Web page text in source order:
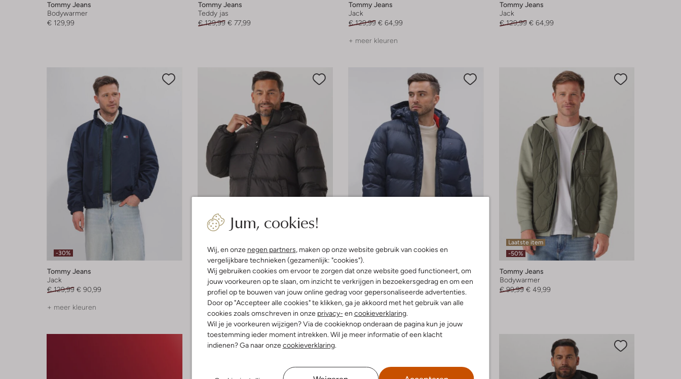
Jum, cookies!
Wij, en onze negen partners, maken op onze website gebruik van cookies en
vergelijkbare technieken (gezamenlijk: "cookies").
Wij gebruiken cookies om ervoor te zorgen dat onze website goed functioneert, om
jouw voorkeuren op te slaan, om inzicht te verkrijgen in bezoekersgedrag en om een
profiel op te bouwen van jouw online gedrag voor gepersonaliseerde advertenties.
Door op "Accepteer alle cookies" te klikken, ga je akkoord met het gebruik van alle
cookies zoals omschreven in onze privacy- en cookieverklaring.
Wil je je voorkeuren wijzigen? Via de cookieknop onderaan de pagina kun je jouw
toestemming ieder moment intrekken. Wil je meer informatie of een klacht
indienen? Ga naar onzecookieverklaring.
Tommy Jeans
Bodywarmer
€ 129,99
Tommy Jeans
Teddy jas
€ 129,99 € 77,99
Tommy Jeans
Jack
€ 129,99 € 64,99
+ meer kleuren
Tommy Jeans
Jack
€ 129,99 € 64,99
-30%
Tommy Jeans
Jack
€ 129,99 € 90,99
+ meer kleuren
-50%
Tommy Jeans
Gewatteerde jas
€ 249,99 € 124,99
-50%
Tommy Jeans
Gewatteerde jas
€ 249,99 € 124,99
Laatste item
-50%
Tommy Jeans
Bodywarmer
€ 99,99 € 49,99